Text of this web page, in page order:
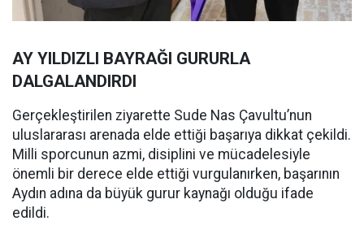
AY YILDIZLI BAYRAĞI GURURLA
DALGALANDIRDI
Gerçekleştirilen ziyarette Sude Nas Çavultu’nun
uluslararası arenada elde ettiği başarıya dikkat çekildi.
Milli sporcunun azmi, disiplini ve mücadelesiyle
önemli bir derece elde ettiği vurgulanırken, başarının
Aydın adına da büyük gurur kaynağı olduğu ifade
edildi.